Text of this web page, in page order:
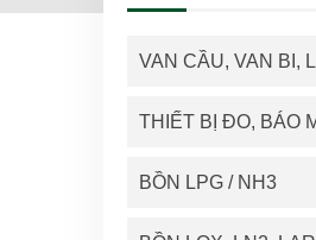
VAN CẦU, VAN BI,
THIẾT BỊ ĐO, BÁO
BỒN LPG / NH3